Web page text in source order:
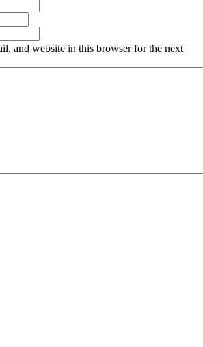
and website in this browser for the next